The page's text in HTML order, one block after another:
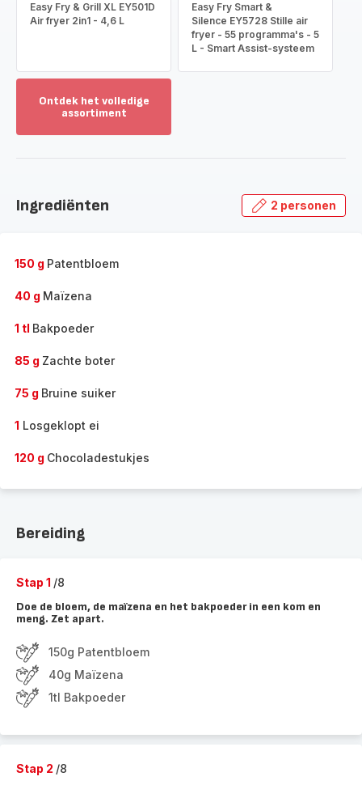
Easy Fry & Grill XL EY501D
Air fryer 2in1 - 4,6 L
Easy Fry Smart &
Silence EY5728 Stille air
fryer - 55 programma's - 5
L - Smart Assist-systeem
Ontdek het volledige
assortiment
volledige
Ingrediënten 2 personen
150 g Patentbloem
40 g Maïzena
1 tl Bakpoeder
85 g Zachte boter
75 g Bruine suiker
1 Losgeklopt ei
120 g Chocoladestukjes
Bereiding
Stap 1 /8
Doe de bloem, de maïzena en het bakpoeder in een kom en
meng. Zet apart.
150g Patentbloem
40g Maïzena
1tl Bakpoeder
Stap 2 /8